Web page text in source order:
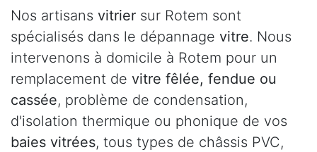
Nos artisans vitrier sur Rotem sont
spécialisés dans le dépannage vitre. Nous
intervenons à domicile à Rotem pour un
remplacement de vitre fêlée, fendue ou
cassée, problème de condensation,
d'isolation thermique ou phonique de vos
baies vitrées, tous types de châssis PVC,